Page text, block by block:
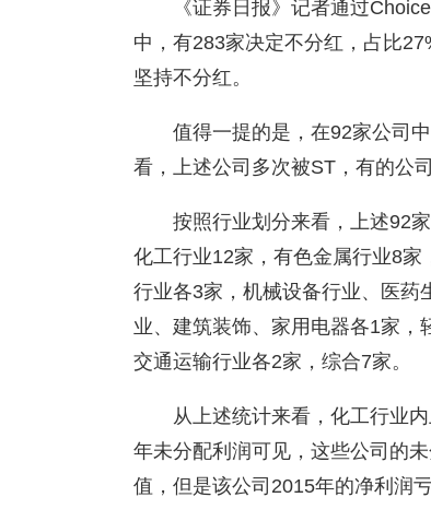
《证券日报》记者通过
中，有283家决定不分红，占比
坚持不分红。
值得一提的是，在92家公司
看，上述公司多次被ST，有的公
按照行业划分来看，上述92
化工行业12家，有色金属行业8
行业各3家，机械设备行业、医药
业、建筑装饰、家用电器各1家，
交通运输行业各2家，综合7家。
从上述统计来看，化工行业
年未分配利润可见，这些公司的
值，但是该公司2015年的净利润